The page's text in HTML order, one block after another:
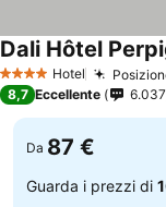
4 Stelle Hotel
Dali Hôtel
8,7 Eccellente 6.037
Da 87 €
Guarda i prezzi di